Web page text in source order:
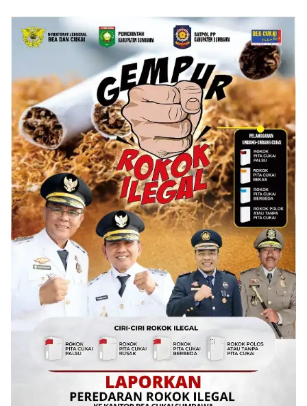
Perubahan Resmi
Diluncurkan